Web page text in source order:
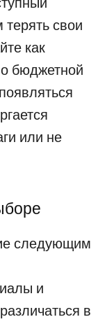
свои
как
бюджетной
или не
следующим
и
в